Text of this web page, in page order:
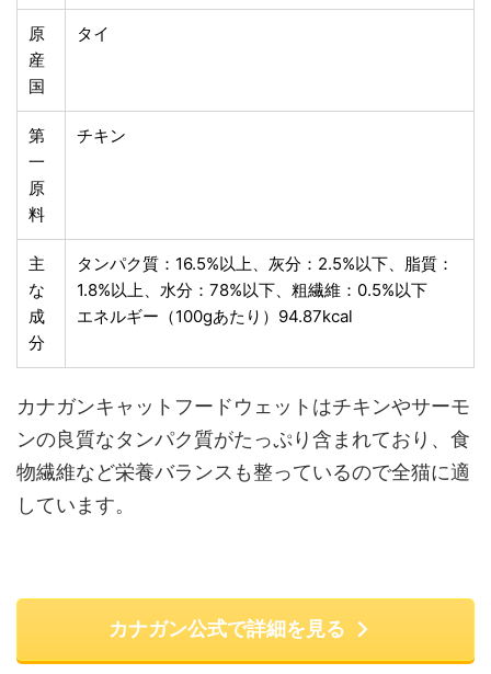
原
産
国
タイ
第
一
原
料
チキン
主
な
成
分
タンパク質：16.5%以上、灰分：2.5%以下、脂質：
1.8%以上、水分：78%以下、粗繊維：0.5%以下
エネルギー（100gあたり）94.87kcal
カナガンキャットフードウェットはチキンやサーモ
ンの良質なタンパク質がたっぷり含まれており、食
物繊維など栄養バランスも整っているので全猫に適
しています。
カナガン公式で詳細を見る